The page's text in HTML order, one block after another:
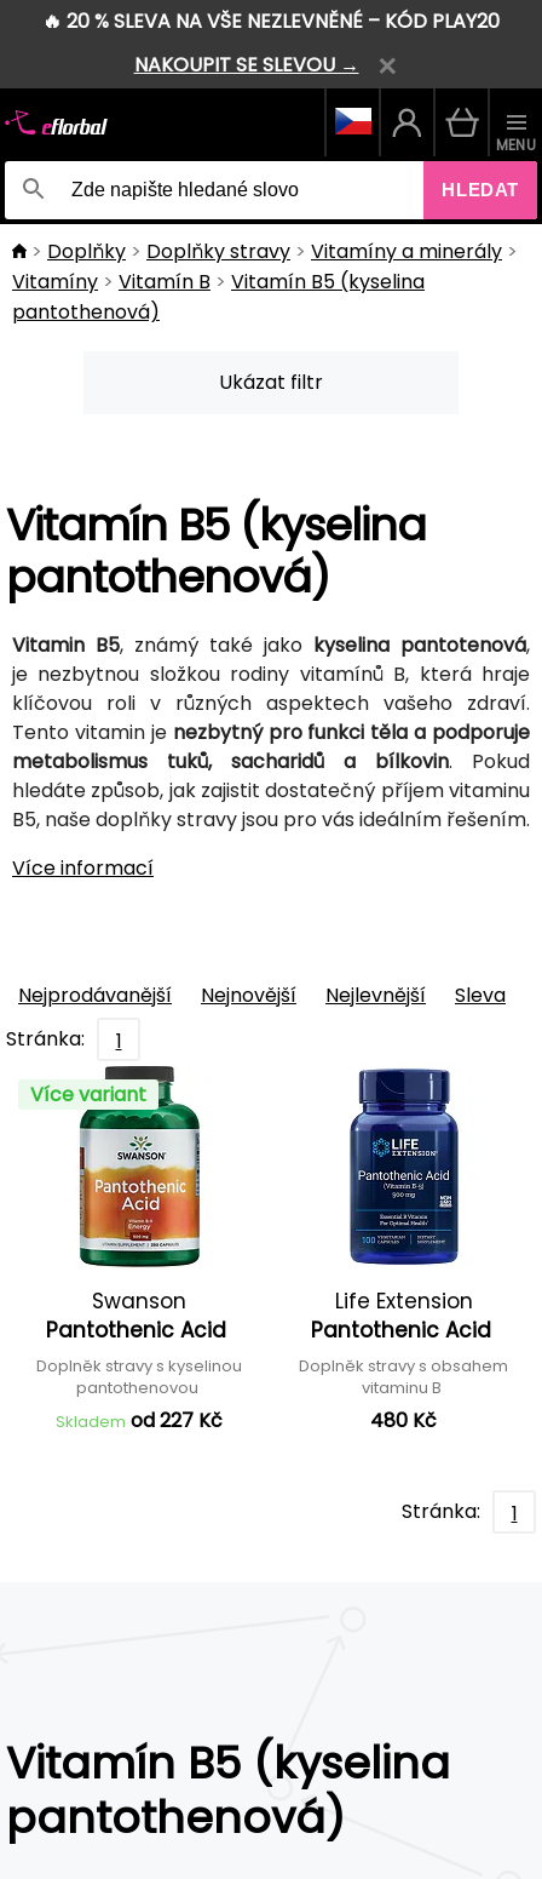
🔥 20 % SLEVA NA VŠE NEZLEVNĚNÉ – KÓD PLAY20
NAKOUPIT SE SLEVOU →
HLEDAT
MENU
Doplňky Doplňky stravy
Vitamíny a minerály
Vitamíny
Vitamín B
Vitamín B5 (kyselina
pantothenová)
Ukázat filtr
Vitamín B5 (kyselina
pantothenová)
Vitamin B5, známý také jako kyselina pantotenová,
je nezbytnou složkou rodiny vitamínů B, která hraje
klíčovou roli v různých aspektech vašeho zdraví.
Tento vitamin je nezbytný pro funkci těla a podporuje
metabolismus tuků, sacharidů a bílkovin. Pokud
hledáte způsob, jak zajistit dostatečný příjem vitaminu
B5, naše doplňky stravy jsou pro vás ideálním řešením.
Více informací
Nejprodávanější Nejnovější Nejlevnější
Sleva
Stránka:
1
Více variant
Swanson
Pantothenic Acid
Doplněk stravy s kyselinou
pantothenovou
Skladem od 227 Kč
Life Extension
Pantothenic Acid
Doplněk stravy s obsahem
vitaminu B
480 Kč
Stránka: 1
Vitamín B5 (kyselina
pantothenová)